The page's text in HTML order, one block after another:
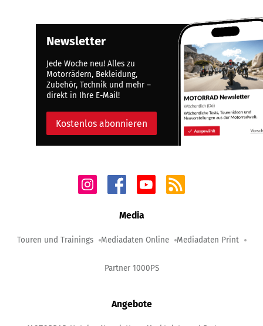
Newsletter
Jede Woche neu! Alles zu
Motorrädern, Bekleidung,
Zubehör, Technik und mehr –
direkt in Ihre E-Mail!
Kostenlos abonnieren
Media
Touren und Trainings Mediadaten Online Mediadaten Print
Partner 1000PS
Angebote